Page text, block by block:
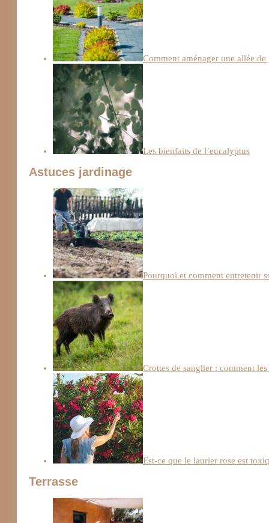
Comment aménager une allée de
Les bienfaits de l’eucalyptus
Astuces jardinage
Pourquoi et comment entretenir
Crottes de sanglier : comment
Est-ce que le laurier rose est
Terrasse